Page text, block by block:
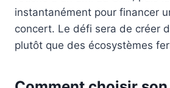
instantanément pour financer
concert. Le défi sera de créer
plutôt que des écosystèmes